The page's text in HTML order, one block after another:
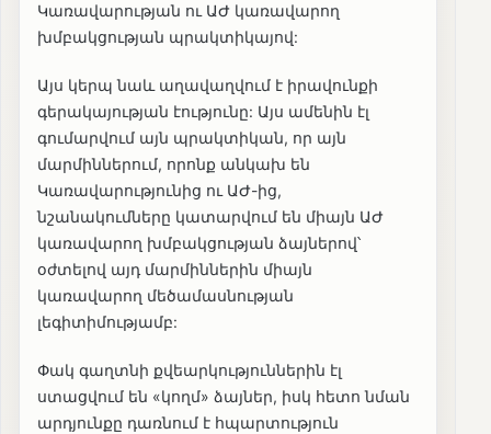
Կառավարության ու ԱԺ կառավարող
խմբակցության պրակտիկայով:
Այս կերպ նաև աղավաղվում է իրավունքի
գերակայության էությունը: Այս ամենին էլ
գումարվում այն պրակտիկան, որ այն
մարմիններում, որոնք անկախ են
Կառավարությունից ու ԱԺ-ից,
նշանակումները կատարվում են միայն ԱԺ
կառավարող խմբակցության ձայներով՝
օժտելով այդ մարմիններին միայն
կառավարող մեծամասնության
լեգիտիմությամբ:
Փակ գաղտնի քվեարկություններին էլ
ստացվում են «կողմ» ձայներ, իսկ հետո նման
արդյունքը դառնում է հպարտություն